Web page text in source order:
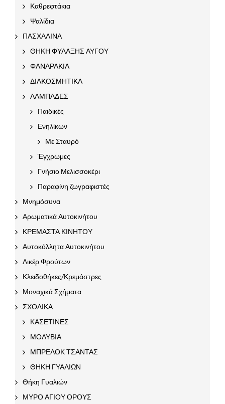
Καθρεφτάκια
Ψαλίδια
ΠΑΣΧΑΛΙΝΑ
ΘΗΚΗ ΦΥΛΑΞΗΣ ΑΥΓΟΥ
ΦΑΝΑΡΑΚΙΑ
ΔΙΑΚΟΣΜΗΤΙΚΑ
ΛΑΜΠΑΔΕΣ
Παιδικές
Ενηλίκων
Με Σταυρό
Έγχρωμες
Γνήσιο Μελισσοκέρι
Παραφίνη ζωγραφιστές
Μνημόσυνα
Αρωματικά Αυτοκινήτου
ΚΡΕΜΑΣΤΑ ΚΙΝΗΤΟΥ
Αυτοκόλλητα Αυτοκινήτου
Λικέρ Φρούτων
Κλειδοθήκες/Κρεμάστρες
Μοναχικά Σχήματα
ΣΧΟΛΙΚΑ
ΚΑΣΕΤΙΝΕΣ
ΜΟΛΥΒΙΑ
ΜΠΡΕΛΟΚ ΤΣΑΝΤΑΣ
ΘΗΚΗ ΓΥΑΛΙΩΝ
Θήκη Γυαλιών
ΜΥΡΟ ΑΓΙΟΥ ΟΡΟΥΣ